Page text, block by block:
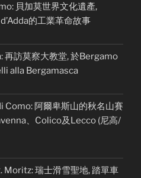
貝加莫世界文化遺產,
的工業革命故事
再訪莫察大教堂, 於Bergamo
alla Bergamasca
Como: 阿爾卑斯山的秋名山賽
、Colico及Lecco (尼高/
Moritz: 瑞士滑雪聖地, 踏單車